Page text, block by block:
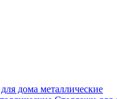
дома металлические